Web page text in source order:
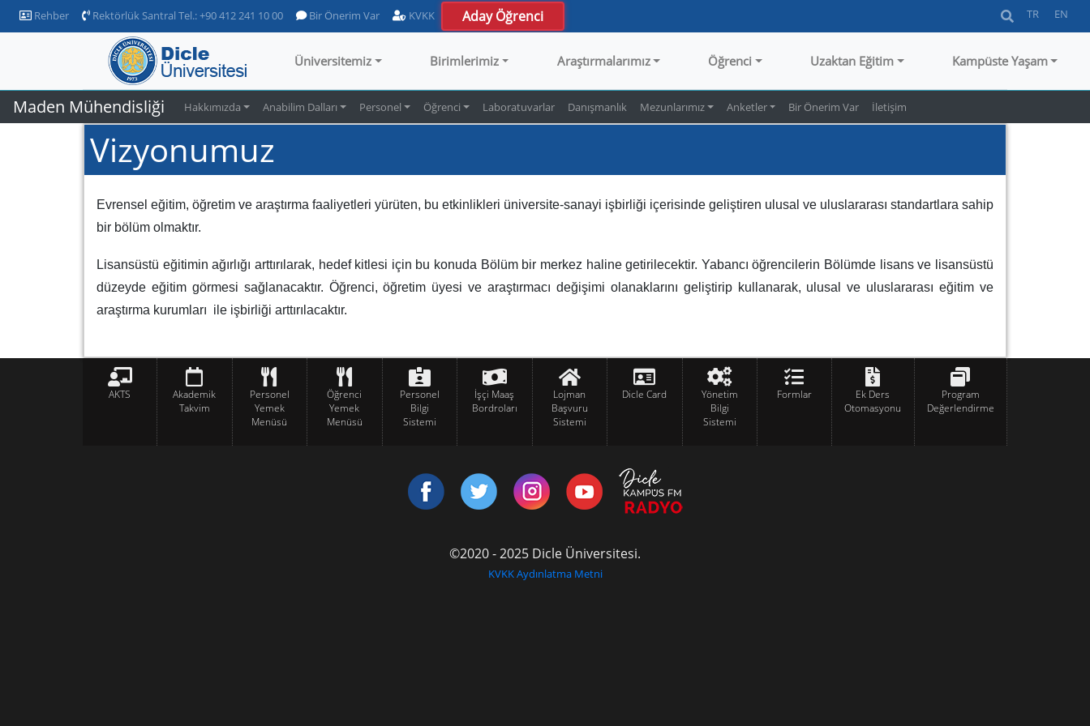
Rehber Rektörlük Santral Tel.: +90 412 241 10 00 Bir Önerim Var KVKK Aday Öğrenci TR EN
Üniversitemiz Birimlerimiz Araştırmalarımız Öğrenci Uzaktan Eğitim Kampüste Yaşam
Maden Mühendisliği Hakkımızda Anabilim Dalları Personel Öğrenci Laboratuvarlar Danışmanlık Mezunlarımız Anketler Bir Önerim Var İletişim
Vizyonumuz
Evrensel eğitim, öğretim ve araştırma faaliyetleri yürüten, bu etkinlikleri üniversite-sanayi işbirliği içerisinde geliştiren ulusal ve uluslararası standartlara sahip
bir bölüm olmaktır.
Lisansüstü eğitimin ağırlığı arttırılarak, hedef kitlesi için bu konuda Bölüm bir merkez haline getirilecektir. Yabancı öğrencilerin Bölümde lisans ve lisansüstü
düzeyde eğitim görmesi sağlanacaktır. Öğrenci, öğretim üyesi ve araştırmacı değişimi olanaklarını geliştirip kullanarak, ulusal ve uluslararası eğitim ve
araştırma kurumları ile işbirliği arttırılacaktır.
AKTS
Akademik
Takvim
Personel
Yemek
Menüsü
Öğrenci
Yemek
Menüsü
Personel
Bilgi
Sistemi
İşçi Maaş
Bordroları
Lojman
Başvuru
Sistemi
Dicle Card
Yönetim
Bilgi
Sistemi
Formlar
Ek Ders
Otomasyonu
Program
Değerlendirme
©2020 - 2025 Dicle Üniversitesi.
KVKK Aydınlatma Metni